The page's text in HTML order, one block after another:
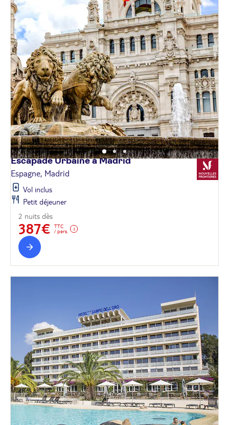
Escapade Urbaine àMadrid
Espagne, Madrid
Vol inclus
Petit déjeuner
2 nuits dès
387€
TTC
/ pers.